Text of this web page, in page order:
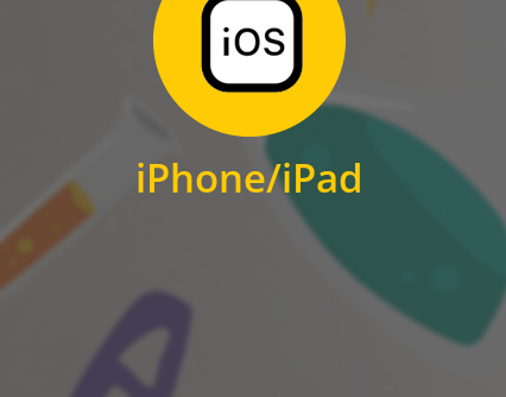
iPhone/iPad
Zum Download
für iPhone und iPad